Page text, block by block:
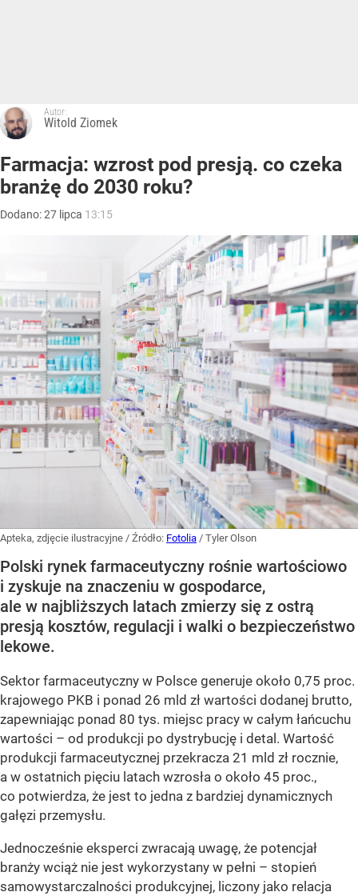
Autor:
Witold Ziomek
Farmacja: wzrost pod presją. co czeka
branżę do 2030 roku?
Dodano:27 lipca 13:15
Apteka, zdjęcie ilustracyjne / Źródło: Fotolia / Tyler Olson
Polski rynek farmaceutyczny rośnie wartościowo
i zyskuje na znaczeniu w gospodarce,
ale w najbliższych latach zmierzy się z ostrą
presją kosztów, regulacji i walki o bezpieczeństwo
lekowe.
Sektor farmaceutyczny w Polsce generuje około 0,75 proc.
krajowego PKB i ponad 26 mld zł wartości dodanej brutto,
zapewniając ponad 80 tys. miejsc pracy w całym łańcuchu
wartości – od produkcji po dystrybucję i detal. Wartość
produkcji farmaceutycznej przekracza 21 mld zł rocznie,
a w ostatnich pięciu latach wzrosła o około 45 proc.,
co potwierdza, że jest to jedna z bardziej dynamicznych
gałęzi przemysłu.
Jednocześnie eksperci zwracają uwagę, że potencjał
branży wciąż nie jest wykorzystany w pełni – stopień
samowystarczalności produkcyjnej, liczony jako relacja